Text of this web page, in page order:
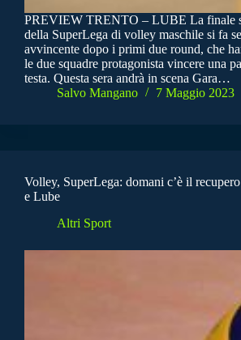
PREVIEW TRENTO – LUBE La finale
della SuperLega di volley maschile si fa
avvincente dopo i primi due round, che
le due squadre protagonista vincere una
testa. Questa sera andrà in scena Gara…
Salvo Mangano
7 Maggio 2023
Volley, SuperLega: domani c’è il
e Lube
Altri Sport